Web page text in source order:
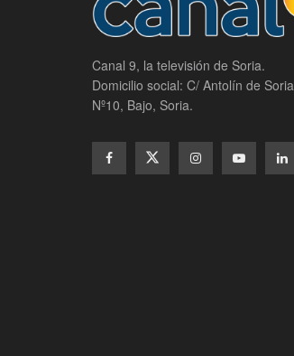
Canal 9, la televisión de Soria.
Domicilio social: C/ Antolín de Soria
Nº10, Bajo, Soria.